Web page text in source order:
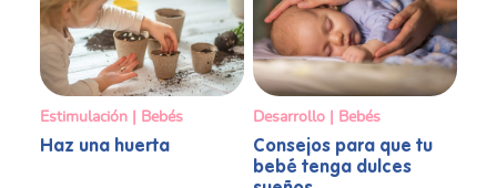
Estimulación | Bebés
Haz una huerta
Desarrollo | Bebés
Consejos para que tu
bebé tenga dulces